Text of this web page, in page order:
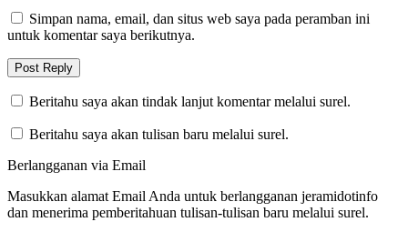
Simpan nama, email, dan situs web saya pada peramban ini
untuk komentar saya berikutnya.
Beritahu saya akan tindak lanjut komentar melalui surel.
Beritahu saya akan tulisan baru melalui surel.
Berlangganan via Email
Masukkan alamat Email Anda untuk berlangganan jeramidotinfo
dan menerima pemberitahuan tulisan-tulisan baru melalui surel.